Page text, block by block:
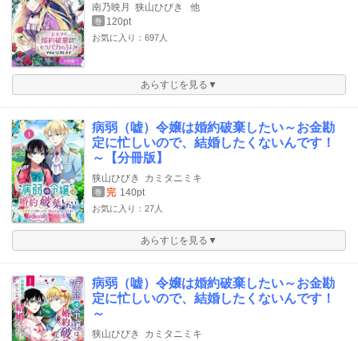
南乃映月 狭山ひびき 他
巻 120pt
お気に入り：697人
あらすじを見る▼
病弱（嘘）令嬢は婚約破棄したい～お金勘
定に忙しいので、結婚したくないんです！
～【分冊版】
狭山ひびき カミタニミキ
巻 完 140pt
お気に入り：27人
あらすじを見る▼
病弱（嘘）令嬢は婚約破棄したい～お金勘
定に忙しいので、結婚したくないんです！
～
狭山ひびき カミタニミキ